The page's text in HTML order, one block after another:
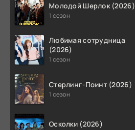
Молодой Шерлок (2026)
1 сезон
Любимая сотрудница
(2026)
1 сезон
Стерлинг-Поинт (2026)
1 сезон
Осколки (2026)